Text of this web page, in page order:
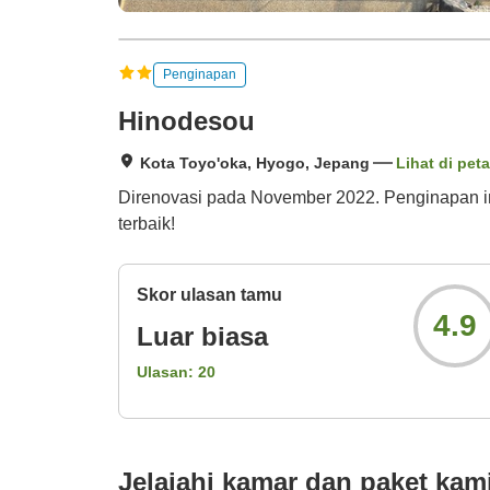
Penginapan
Hinodesou
Kota Toyo'oka, Hyogo, Jepang Lihat di peta
Direnovasi pada November 2022.
terbaik!
Skor ulasan tamu
Luar biasa
Ulasan: 20
4.9
Jelajahi kamar dan paket